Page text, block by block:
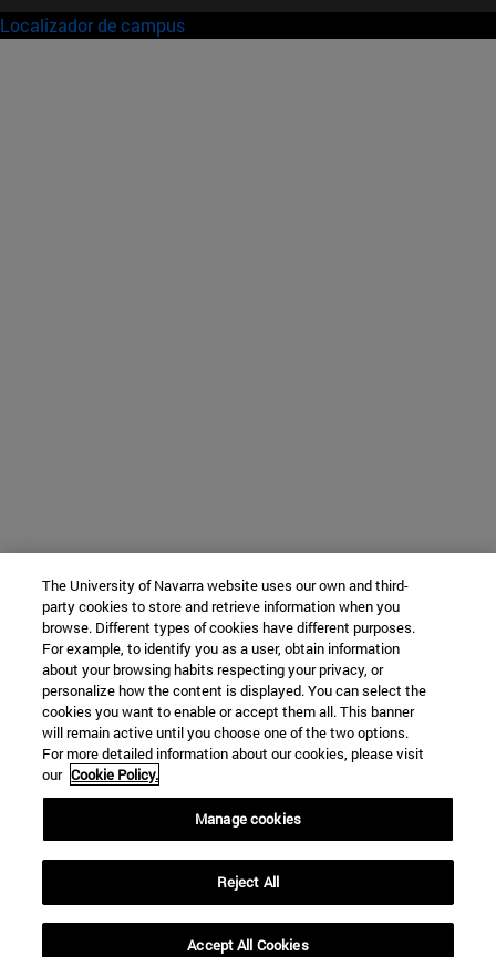
Localizador de campus
The University of Navarra website uses our own and third-
party cookies to store and retrieve information when you
browse. Different types of cookies have different purposes.
For example, to identify you as a user, obtain information
about your browsing habits respecting your privacy, or
personalize how the content is displayed. You can select the
cookies you want to enable or accept them all. This banner
will remain active until you choose one of the two options.
For more detailed information about our cookies, please visit
our Cookie Policy.
Manage cookies
Reject All
Accept All Cookies